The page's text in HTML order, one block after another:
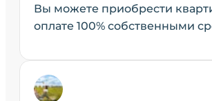
Вы можете приобрести
оплате 100% собственными